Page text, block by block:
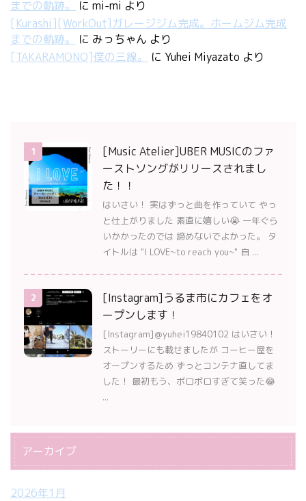
までの軌跡。 に mi-mi より
[Kurashi][WorkOut]ガレージジム完成。ホームジム完成
までの軌跡。
に みっちゃん より
[TAKARAMONO]僕の三線。
に Yuhei Miyazato より
1
[Music Atelier]UBER MUSICのファ
ーストソングがリリースされまし
た！！
はいさい！ 実はずっと曲を作っていて やっ
と仕上がりました 素直に嬉しい😭 一年ぐら
いかかったのでは 諦めないでよかった。 タ
イトルは "I LOVE~to reach you~" 自 ...
2
[Instagram]うるま市にカフェをオ
ープンします！
[Instagram]＠yuhei19840102 はいさい！
ストーリーにも載せましたが コーヒー屋を
オープンするため ずっとコンテナ直してま
した！ 最初もう、ボロボロすぎて笑った😂
...
アーカイブ
2026年1月